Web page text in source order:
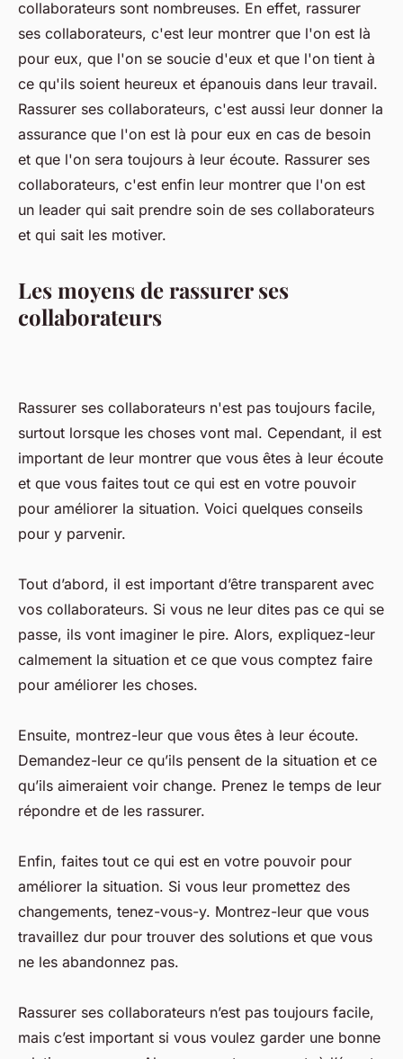
collaborateurs sont nombreuses. En effet, rassurer
ses collaborateurs, c'est leur montrer que l'on est là
pour eux, que l'on se soucie d'eux et que l'on tient à
ce qu'ils soient heureux et épanouis dans leur travail.
Rassurer ses collaborateurs, c'est aussi leur donner la
assurance que l'on est là pour eux en cas de besoin
et que l'on sera toujours à leur écoute. Rassurer ses
collaborateurs, c'est enfin leur montrer que l'on est
un leader qui sait prendre soin de ses collaborateurs
et qui sait les motiver.
Les moyens de rassurer ses
collaborateurs
Rassurer ses collaborateurs n'est pas toujours facile,
surtout lorsque les choses vont mal. Cependant, il est
important de leur montrer que vous êtes à leur écoute
et que vous faites tout ce qui est en votre pouvoir
pour améliorer la situation. Voici quelques conseils
pour y parvenir.
Tout d’abord, il est important d’être transparent avec
vos collaborateurs. Si vous ne leur dites pas ce qui se
passe, ils vont imaginer le pire. Alors, expliquez-leur
calmement la situation et ce que vous comptez faire
pour améliorer les choses.
Ensuite, montrez-leur que vous êtes à leur écoute.
Demandez-leur ce qu’ils pensent de la situation et ce
qu’ils aimeraient voir change. Prenez le temps de leur
répondre et de les rassurer.
Enfin, faites tout ce qui est en votre pouvoir pour
améliorer la situation. Si vous leur promettez des
changements, tenez-vous-y. Montrez-leur que vous
travaillez dur pour trouver des solutions et que vous
ne les abandonnez pas.
Rassurer ses collaborateurs n’est pas toujours facile,
mais c’est important si vous voulez garder une bonne